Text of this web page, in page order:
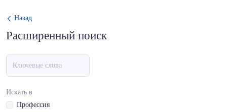
Назад
Расширенный поиск
Искать в
Профессия